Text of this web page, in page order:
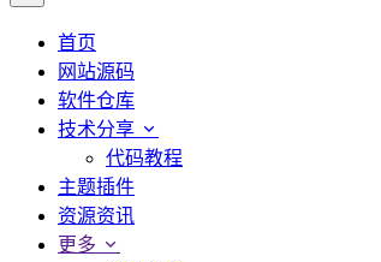
首页
网站源码
软件仓库
技术分享
代码教程
主题插件
资源资讯
更多